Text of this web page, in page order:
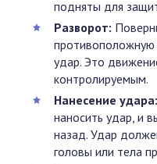
подняты для
Разворот:
противоположную
удар. Это
контролируемым.
Нанесение удара:
наносить удар, и
назад. Удар
головы или тела